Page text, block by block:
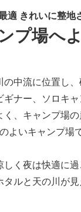
適 きれいに整地
プ場へ
中流に位置し
ナー、ソロキャ
、キャンプ場
よいキャンプ場
く夜は快適に過
ルと天の川が見